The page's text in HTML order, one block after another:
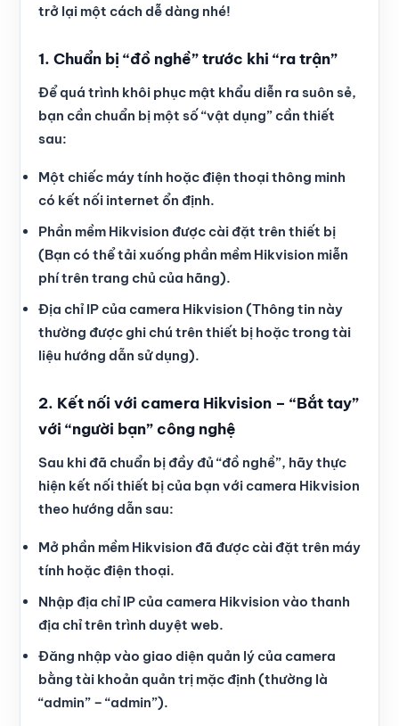
trở lại một cách dễ dàng nhé!
1. Chuẩn bị “đồ nghề” trước khi “ra trận”
Để quá trình khôi phục mật khẩu diễn ra suôn sẻ,
bạn cần chuẩn bị một số “vật dụng” cần thiết
sau:
Một chiếc máy tính hoặc điện thoại thông minh
có kết nối internet ổn định.
Phần mềm Hikvision được cài đặt trên thiết bị
(Bạn có thể tải xuống phần mềm Hikvision miễn
phí trên trang chủ của hãng).
Địa chỉ IP của camera Hikvision (Thông tin này
thường được ghi chú trên thiết bị hoặc trong tài
liệu hướng dẫn sử dụng).
2. Kết nối với camera Hikvision – “Bắt tay”
với “người bạn” công nghệ
Sau khi đã chuẩn bị đầy đủ “đồ nghề”, hãy thực
hiện kết nối thiết bị của bạn với camera Hikvision
theo hướng dẫn sau:
Mở phần mềm Hikvision đã được cài đặt trên máy
tính hoặc điện thoại.
Nhập địa chỉ IP của camera Hikvision vào thanh
địa chỉ trên trình duyệt web.
Đăng nhập vào giao diện quản lý của camera
bằng tài khoản quản trị mặc định (thường là
“admin” – “admin”).